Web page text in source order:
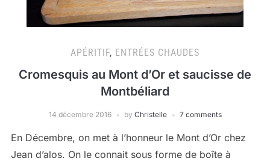
APÉRITIF, ENTRÉES CHAUDES
Cromesquis au Mont d’Or et saucisse de
Montbéliard
14 décembre 2016 by Christelle 7 comments
En Décembre, on met à l’honneur le Mont d’Or chez
Jean d’alos. On le connait sous forme de boîte à